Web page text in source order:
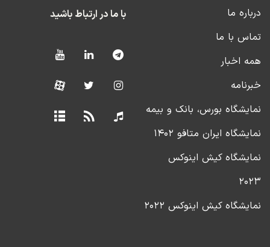
درباره ما
تماس با ما
همه اخبار
خبرنامه
نمایشگاه بورس، بانک و بیمه
نمایشگاه ایران متافو ۱۴۰۲
نمایشگاه کیش اینوکس
۲۰۲۳
نمایشگاه کیش اینوکس ۲۰۲۲
با ما در ارتباط باشید